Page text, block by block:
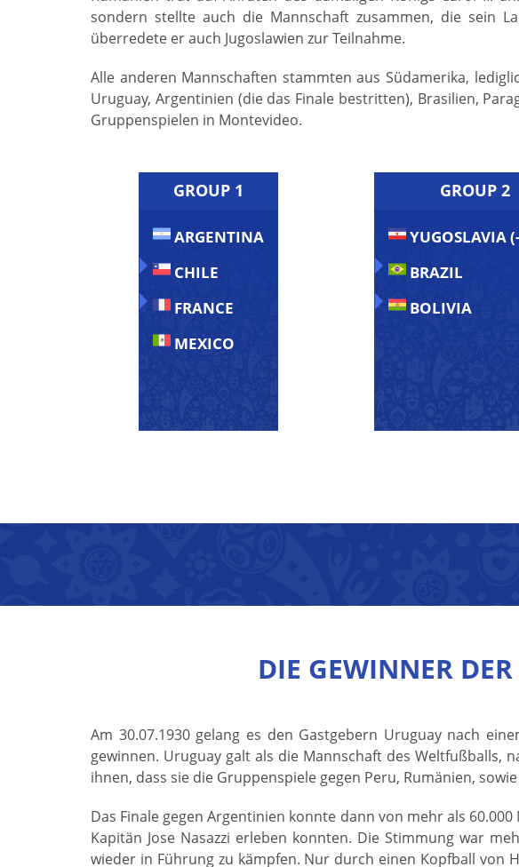
sondern stellte auch die Mannschaft zusammen, die sein
überredete er auch Jugoslawien zur Teilnahme.
Alle anderen Mannschaften stammten aus Südamerika,
Uruguay, Argentinien (die das Finale bestritten), Brasilien,
Gruppenspielen in Montevideo.
GROUP 1
ARGENTINA
CHILE
FRANCE
MEXICO
GROUP 2
YUGOSLAVIA
BRAZIL
BOLIVIA
DIE GEWINNER
Am 30.07.1930 gelang es den Gastgebern Uruguay nach
gewinnen. Uruguay galt als die Mannschaft des Weltfußballs,
ihnen, dass sie die Gruppenspiele gegen Peru, Rumänien,
Das Finale gegen Argentinien konnte dann von mehr als
Kapitän Jose Nasazzi erleben konnten. Die Stimmung war
wieder in Führung zu kämpfen. Nur durch einen Kopfball von